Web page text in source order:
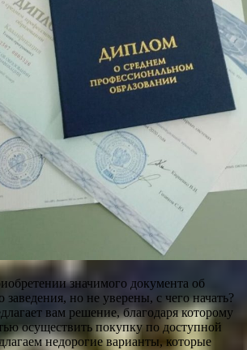
значимого документа об
заведения, но не уверены, с чего начать?
вам решение, благодаря которому
осуществить покупку по доступной
недорогие варианты, которые